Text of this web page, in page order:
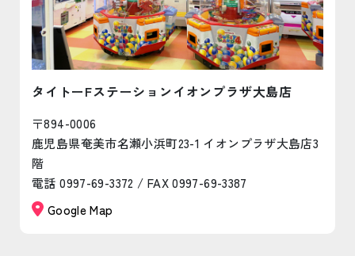
タイトーFステーションイオンプラザ大島店
〒894-0006
鹿児島県奄美市名瀬小浜町23-1 イオンプラザ大島店3
階
電話 0997-69-3372 / FAX 0997-69-3387
Google Map